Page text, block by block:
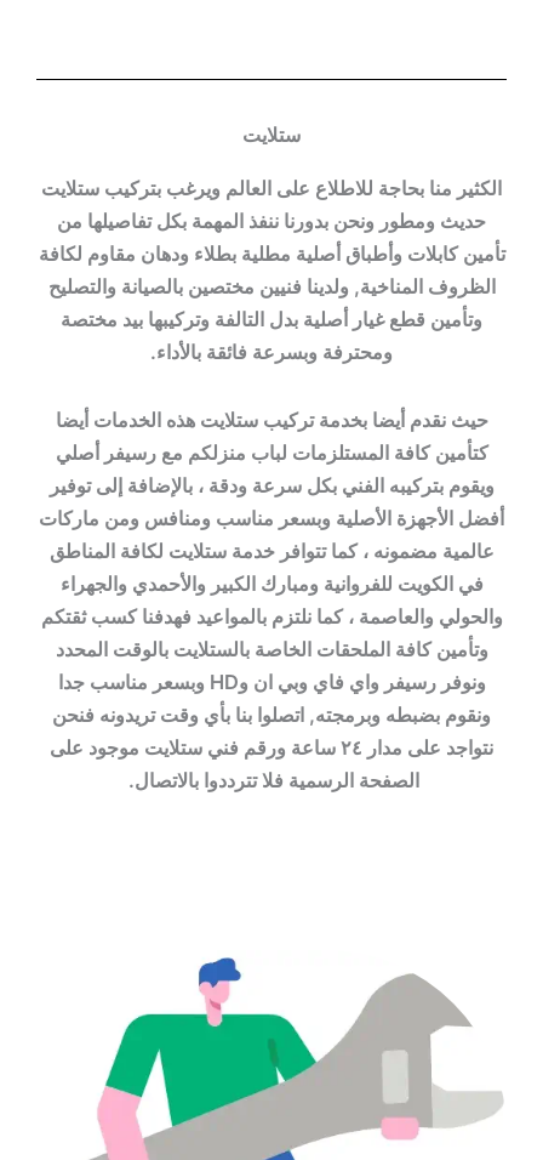
ستلايت
الكثير منا بحاجة للاطلاع على العالم ويرغب بتركيب ستلايت
حديث ومطور ونحن بدورنا ننفذ المهمة بكل تفاصيلها من
تأمين كابلات وأطباق أصلية مطلية بطلاء ودهان مقاوم لكافة
الظروف المناخية, ولدينا فنيين مختصين بالصيانة والتصليح
وتأمين قطع غيار أصلية بدل التالفة وتركيبها بيد مختصة
ومحترفة وبسرعة فائقة بالأداء.
حيث نقدم أيضا بخدمة تركيب ستلايت هذه الخدمات أيضا
كتأمين كافة المستلزمات لباب منزلكم مع رسيفر أصلي
ويقوم بتركيبه الفني بكل سرعة ودقة ، بالإضافة إلى توفير
أفضل الأجهزة الأصلية وبسعر مناسب ومنافس ومن ماركات
عالمية مضمونه ، كما تتوافر خدمة ستلايت لكافة المناطق
في الكويت للفروانية ومبارك الكبير والأحمدي والجهراء
والحولي والعاصمة ، كما نلتزم بالمواعيد فهدفنا كسب ثقتكم
وتأمين كافة الملحقات الخاصة بالستلايت بالوقت المحدد
ونوفر رسيفر واي فاي وبي ان وHD وبسعر مناسب جدا
ونقوم بضبطه وبرمجته, اتصلوا بنا بأي وقت تريدونه فنحن
نتواجد على مدار ٢٤ ساعة ورقم فني ستلايت موجود على
الصفحة الرسمية فلا تترددوا بالاتصال.